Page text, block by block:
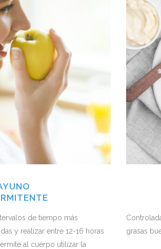
de tiempo más
y realizar entre 12-16 horas
al cuerpo utilizar la
grasas